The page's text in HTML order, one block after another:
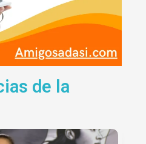
de la